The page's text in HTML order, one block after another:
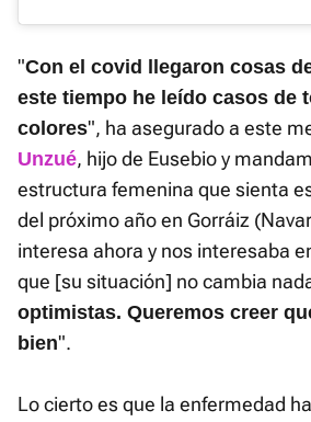
"Con el covid llegaron cosas
este tiempo he leído casos de
colores", ha asegurado a este
Unzué, hijo de Eusebio y
estructura femenina que sienta
del próximo año en Gorráiz
interesa ahora y nos interesaba
que [su situación] no cambia
optimistas. Queremos creer
bien".
Lo cierto es que la enfermedad